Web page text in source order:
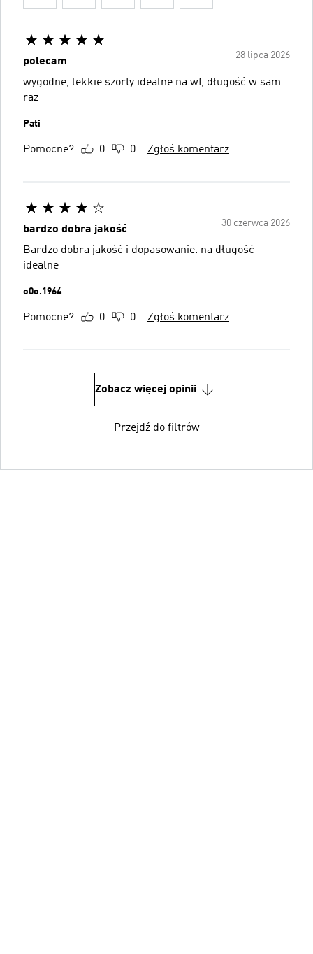
28 lipca 2026
polecam
wygodne, lekkie szorty idealne na wf, długość w sam
raz
Pati
Pomocne? 0 0 Zgłoś komentarz
30 czerwca 2026
bardzo dobra jakość
Bardzo dobra jakość i dopasowanie. na długość
idealne
o0o.1964
Pomocne? 0 0 Zgłoś komentarz
Zobacz więcej opinii
Przejdź do filtrów